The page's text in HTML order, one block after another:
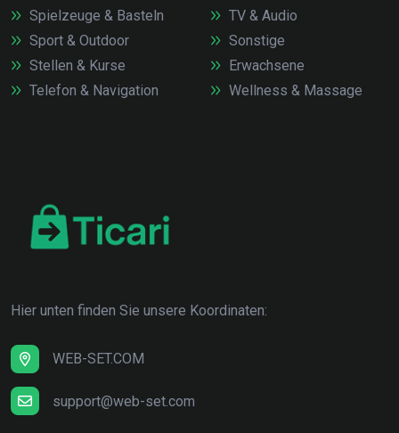
Spielzeuge & Basteln
Sport & Outdoor
Stellen & Kurse
Telefon & Navigation
TV & Audio
Sonstige
Erwachsene
Wellness & Massage
Hier unten finden Sie unsere Koordinaten:
WEB-SET.COM
support@web-set.com